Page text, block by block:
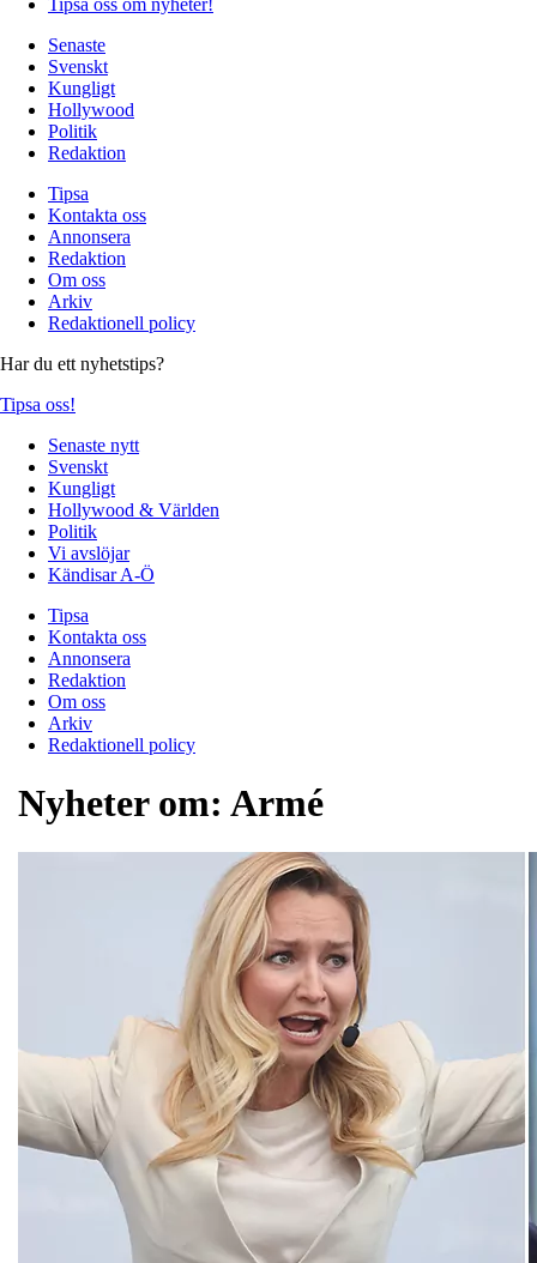
Tipsa oss om nyheter!
Senaste
Svenskt
Kungligt
Hollywood
Politik
Redaktion
Tipsa
Kontakta oss
Annonsera
Redaktion
Om oss
Arkiv
Redaktionell policy
Har du ett nyhetstips?
Tipsa oss!
Senaste nytt
Svenskt
Kungligt
Hollywood & Världen
Politik
Vi avslöjar
Kändisar A-Ö
Tipsa
Kontakta oss
Annonsera
Redaktion
Om oss
Arkiv
Redaktionell policy
Nyheter om: Armé